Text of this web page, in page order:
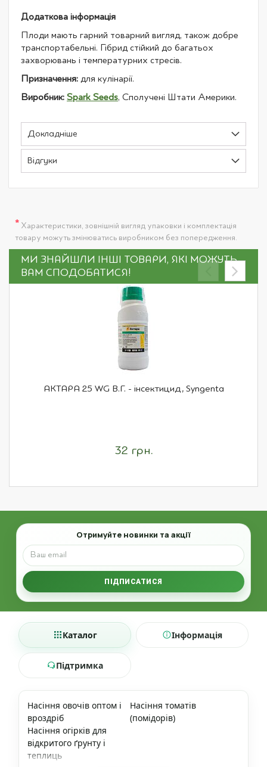
Додаткова інформація
Плоди мають гарний товарний вигляд, також добре
транспортабельні. Гібрид стійкий до багатьох
захворювань і температурних стресів.
Призначення: для кулінарії.
Виробник: Spark Seeds, Сполучені Штати Америки.
Докладніше
Відгуки
* Характеристики, зовнішній вигляд упаковки і комплектація
товару можуть змінюватись виробником без попередження.
МИ ЗНАЙШЛИ ІНШІ ТОВАРИ, ЯКІ МОЖУТЬ
ВАМ СПОДОБАТИСЯ!
АКТАРА 25 WG В.Г. - інсектицид, Syngenta
32 грн.
Email
Отримуйте новинки та акції
ПІДПИСАТИСЯ
Каталог Інформація
Підтримка
Насіння овочів оптом і
вроздріб
Насіння томатів
(помідорів)
Насіння огірків для
відкритого ґрунту і
теплиць